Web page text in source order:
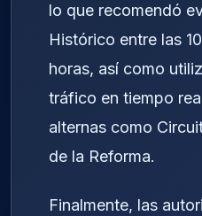
lo que recomendó
Histórico entre las
horas, así como
tráfico en tiempo
alternas como
de la Reforma.
Finalmente, las